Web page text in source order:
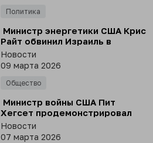
Политика
⁣ Министр энергетики США Крис
Райт обвинил Израиль в
бомбардировке НПЗ и
нефтехранилищ недалеко от
Тегерана
Новости
09 марта 2026
Общество
⁣ Министр войны США Пит
Хегсет продемонстрировал
странный жест
Новости
07 марта 2026